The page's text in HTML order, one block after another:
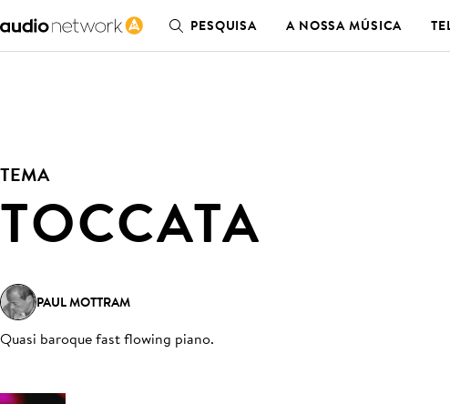
PESQUISA A NOSSA MÚSICA
TEMA
TOCCATA
PAUL MOTTRAM
Quasi baroque fast flowing piano.